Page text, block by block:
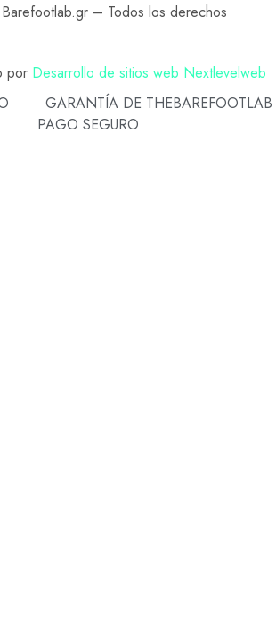
– Todos los derechos
por Desarrollo de sitios web Nextlevelweb
GARANTÍA DE THEBAREFOOTLAB
PAGO SEGURO